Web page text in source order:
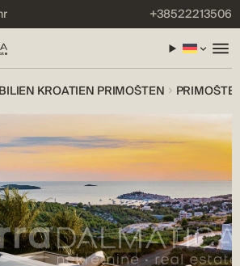
+38522213506
KROATIEN PRIMOŠTEN